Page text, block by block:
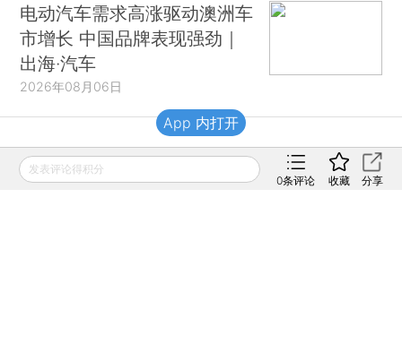
电动汽车需求高涨驱动澳洲车
市增长 中国品牌表现强劲｜
出海·汽车
2026年08月06日
财新移动
发表评论得积分
0条评论 收藏 分享
App 内打开